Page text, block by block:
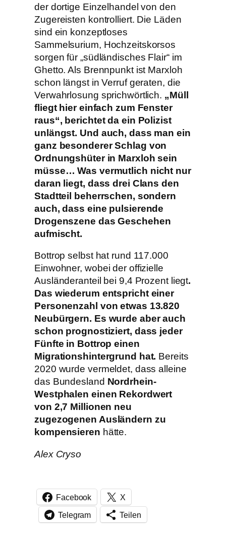
der dortige Einzelhandel von den
Zugereisten kontrolliert. Die Läden
sind ein konzeptloses
Sammelsurium, Hochzeitskorsos
sorgen für „südländisches Flair“ im
Ghetto. Als Brennpunkt ist Marxloh
schon längst in Verruf geraten, die
Verwahrlosung sprichwörtlich. „Müll
fliegt hier einfach zum Fenster
raus“, berichtet da ein Polizist
unlängst. Und auch, dass man ein
ganz besonderer Schlag von
Ordnungshüter in Marxloh sein
müsse… Was vermutlich nicht nur
daran liegt, dass drei Clans den
Stadtteil beherrschen, sondern
auch, dass eine pulsierende
Drogenszene das Geschehen
aufmischt.
Bottrop selbst hat rund 117.000
Einwohner, wobei der offizielle
Ausländeranteil bei 9,4 Prozent liegt.
Das wiederum entspricht einer
Personenzahl von etwas 13.820
Neubürgern. Es wurde aber auch
schon prognostiziert, dass jeder
Fünfte in Bottrop einen
Migrationshintergrund hat. Bereits
2020 wurde vermeldet, dass alleine
das Bundesland Nordrhein-
Westphalen einen Rekordwert
von 2,7 Millionen neu
zugezogenen Ausländern zu
kompensieren hätte.
Alex Cryso
Facebook X
Telegram Teilen